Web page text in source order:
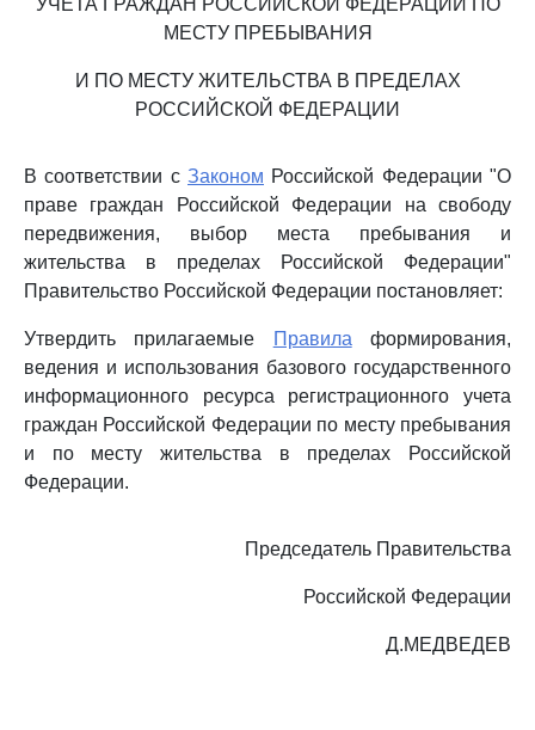
УЧЕТА ГРАЖДАН РОССИЙСКОЙ ФЕДЕРАЦИИ ПО
МЕСТУ ПРЕБЫВАНИЯ
И ПО МЕСТУ ЖИТЕЛЬСТВА В ПРЕДЕЛАХ
РОССИЙСКОЙ ФЕДЕРАЦИИ
В соответствии с Законом Российской Федерации "О
праве граждан Российской Федерации на свободу
передвижения, выбор места пребывания и
жительства в пределах Российской Федерации"
Правительство Российской Федерации постановляет:
Утвердить прилагаемые Правила формирования,
ведения и использования базового государственного
информационного ресурса регистрационного учета
граждан Российской Федерации по месту пребывания
и по месту жительства в пределах Российской
Федерации.
Председатель Правительства
Российской Федерации
Д.МЕДВЕДЕВ